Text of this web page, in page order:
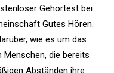
Gehörtest bei
Gutes Hören.
wie es um das
die bereits
Abständen ihre